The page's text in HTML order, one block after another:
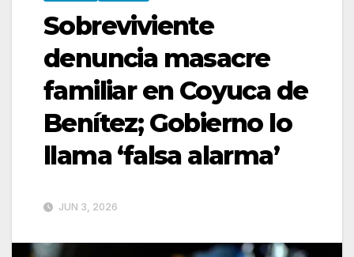
Sobreviviente
denuncia masacre
familiar en Coyuca de
Benítez; Gobierno lo
llama ‘falsa alarma’
JUN 3, 2026